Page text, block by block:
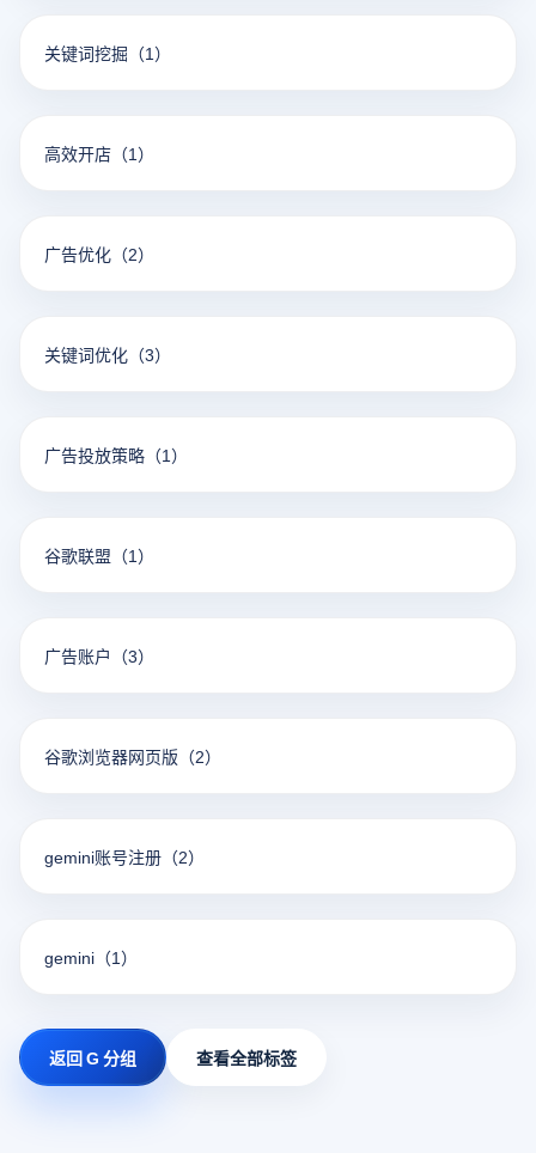
关键词挖掘 （1）
高效开店 （1）
广告优化 （2）
关键词优化 （3）
广告投放策略 （1）
谷歌联盟 （1）
广告账户 （3）
谷歌浏览器网页版 （2）
gemini账号注册 （2）
gemini （1）
返回 G 分组 查看全部标签